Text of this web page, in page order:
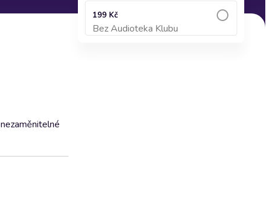
199 Kč
Bez Audioteka Klubu
Přidat do košíku